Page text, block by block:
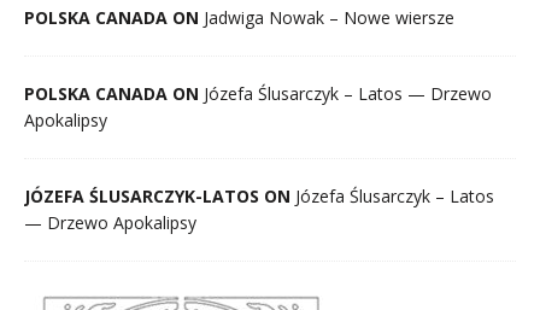
POLSKA CANADA ON Jadwiga Nowak – Nowe wiersze
POLSKA CANADA ON Józefa Ślusarczyk – Latos — Drzewo
Apokalipsy
JÓZEFA ŚLUSARCZYK-LATOS ON Józefa Ślusarczyk – Latos
— Drzewo Apokalipsy